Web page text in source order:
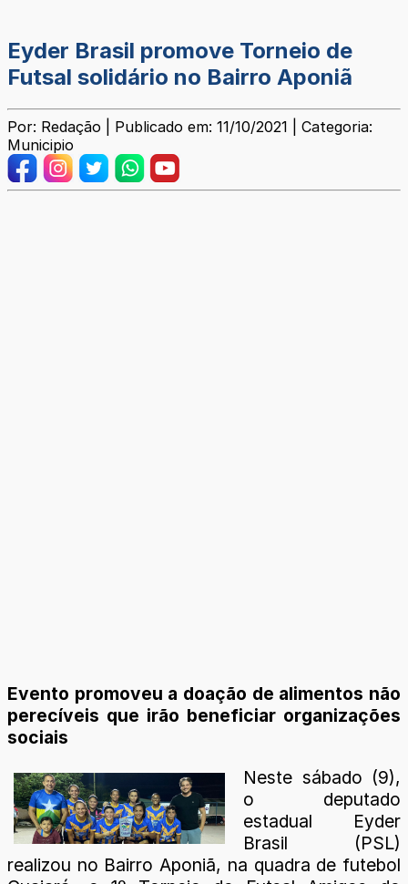
Eyder Brasil promove Torneio de
Futsal solidário no Bairro Aponiã
Por: Redação | Publicado em: 11/10/2021 | Categoria:
Municipio
Evento promoveu a doação de alimentos não
perecíveis que irão beneficiar organizações
sociais
Neste sábado (9),
o deputado
estadual Eyder
Brasil (PSL)
realizou no Bairro Aponiã, na quadra de futebol